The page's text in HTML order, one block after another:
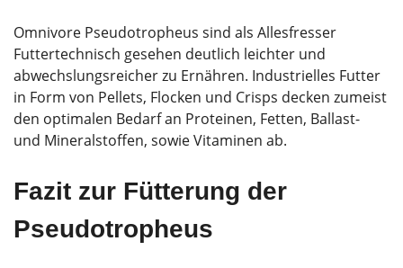
Omnivore Pseudotropheus sind als Allesfresser
Futtertechnisch gesehen deutlich leichter und
abwechslungsreicher zu Ernähren. Industrielles Futter
in Form von Pellets, Flocken und Crisps decken zumeist
den optimalen Bedarf an Proteinen, Fetten, Ballast-
und Mineralstoffen, sowie Vitaminen ab.
Fazit zur Fütterung der
Pseudotropheus